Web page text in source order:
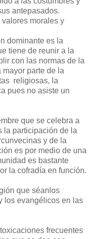
antepasados.
morales y
dominante es la
tiene de reunir a la
con las normas de la
parte de la
religiosas, la
pues no asiste un
que se celebra a
la participación de la
y de la
es por medio de una
es bastante
la cofradía en función.
que séanlos
los evangélicos en las
frecuentes